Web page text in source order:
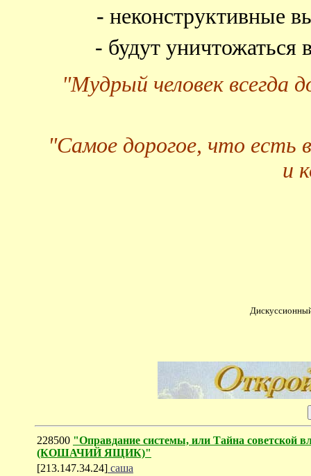
- неконструктивные
- будут
"Мудрый человек всегда
"Самое дорогое, что есть
и
228500 "Оправдание системы, или Тайна советской
(КОШАЧИЙ ЯЩИК)"
[213.147.34.24] саша